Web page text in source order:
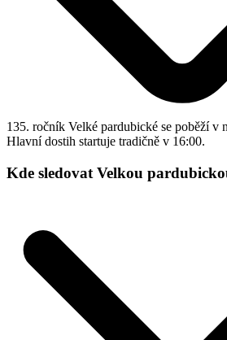
135. ročník Velké pardubické se poběží v
Hlavní dostih startuje tradičně v 16:00.
Kde sledovat Velkou